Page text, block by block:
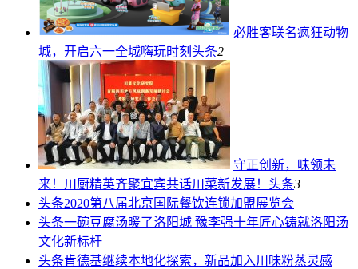
必胜客联名疯狂动物
城，开启六一全城嗨玩时刻 头条2
守正创新，味领未
来！川厨精英齐聚宜宾共话川菜新发展！ 头条3
头条2020第八届北京国际餐饮连锁加盟展览会
头条一碗豆腐汤暖了洛阳城 豫李强十年匠心铸就洛阳汤
文化新标杆
头条肯德基继续本地化探索，新品加入川味粉蒸灵感